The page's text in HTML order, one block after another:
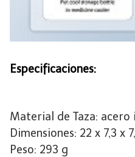
Especificaciones:
Material de Taza:
Dimensiones: 22 x 7,3 x
Peso: 293 g